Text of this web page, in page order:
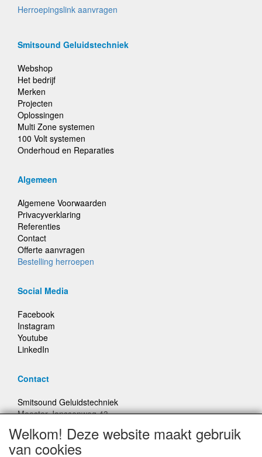
Herroepingslink aanvragen
Smitsound Geluidstechniek
Webshop
Het bedrijf
Merken
Projecten
Oplossingen
Multi Zone systemen
100 Volt systemen
Onderhoud en Reparaties
Algemeen
Algemene Voorwaarden
Privacyverklaring
Referenties
Contact
Offerte aanvragen
Bestelling herroepen
Social Media
Facebook
Instagram
Youtube
LinkedIn
Contact
Smitsound Geluidstechniek
Meester Janssenweg 43
E-mail: info@smitsound.nl
Telefoon: +31-(0)6-22256322
Welkom! Deze website maakt gebruik
van cookies